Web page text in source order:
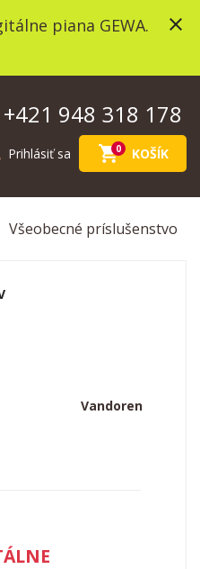
piana GEWA.
close
+421 948 318 178
Prihlásiť sa shopping_cart0 KOŠÍK
Všeobecné príslušenstvo
Vandoren